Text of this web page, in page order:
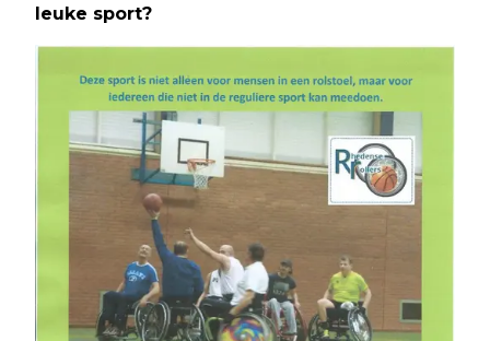
leuke sport?